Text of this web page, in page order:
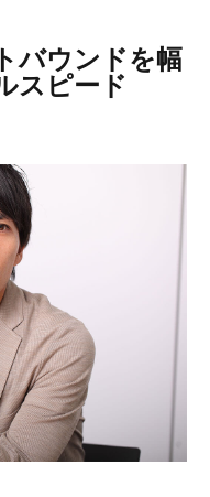
バウンドを幅
スピード